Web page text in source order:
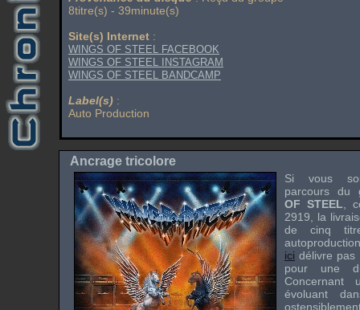
8titre(s) - 39minute(s)
Site(s) Internet :
WINGS OF STEEL FACEBOOK
WINGS OF STEEL INSTAGRAM
WINGS OF STEEL BANDCAMP
Label(s) :
Auto Production
Ancrage tricolore
Si vous
parcours du
OF STEEL ,
2919, la
de cinq
ici délivre pas
pour une
Concernant
évoluant